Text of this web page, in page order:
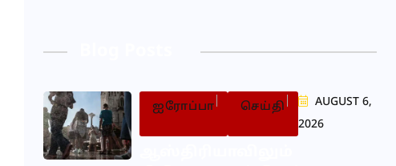
ஐரோப்பா செய்தி
AUGUST 6,
2026